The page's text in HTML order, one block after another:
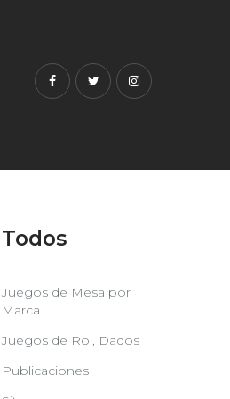
Facebook
TwitterInstagram
Todos
Juegos de Mesa por
Marca
Juegos de Rol, Dados
Publicaciones